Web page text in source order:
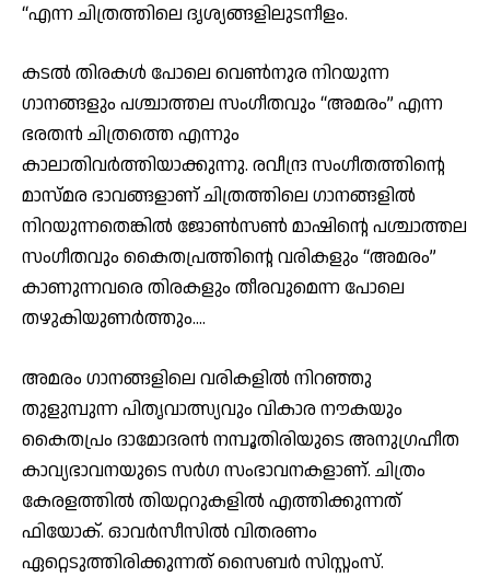
“എന്ന ചിത്രത്തിലെ ദൃശ്യങ്ങളിലുടനീളം.
കടൽ തിരകൾ പോലെ വെൺനുര നിറയുന്ന
ഗാനങ്ങളും പശ്ചാത്തല സംഗീതവും “അമരം” എന്ന
ഭരതൻ ചിത്രത്തെ എന്നും
കാലാതിവർത്തിയാക്കുന്നു. രവീന്ദ്ര സംഗീതത്തിൻ്റെ
മാസ്മര ഭാവങ്ങളാണ് ചിത്രത്തിലെ ഗാനങ്ങളിൽ
നിറയുന്നതെങ്കിൽ ജോൺസൺ മാഷിൻ്റെ പശ്ചാത്തല
സംഗീതവും കൈതപ്രത്തിന്റെ വരികളും “അമരം”
കാണുന്നവരെ തിരകളും തീരവുമെന്ന പോലെ
തഴുകിയുണർത്തും….
അമരം ഗാനങ്ങളിലെ വരികളിൽ നിറഞ്ഞു
തുളുമ്പുന്ന പിതൃവാത്സ്യവും വികാര നൗകയും
കൈതപ്രം ദാമോദരൻ നമ്പൂതിരിയുടെ അനുഗ്രഹീത
കാവ്യഭാവനയുടെ സർഗ സംഭാവനകളാണ്. ചിത്രം
കേരളത്തിൽ തിയറ്ററുകളിൽ എത്തിക്കുന്നത്
ഫിയോക്. ഓവർസീസിൽ വിതരണം
ഏറ്റെടുത്തിരിക്കുന്നത് സൈബർ സിസ്റ്റംസ്.